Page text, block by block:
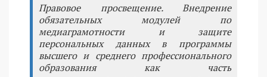
Правовое просвещение. Внедрение
обязательных модулей по
медиаграмотности и защите
персональных данных в программы
высшего и среднего профессионального
образования как часть